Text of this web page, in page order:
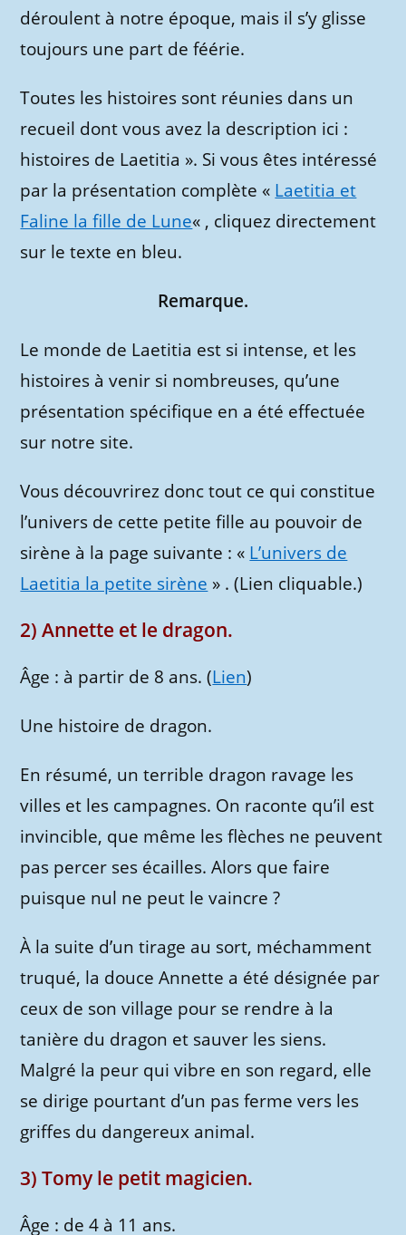
déroulent à notre époque, mais il s’y glisse
toujours une part de féérie.
Toutes les histoires sont réunies dans un
recueil dont vous avez la description ici :
histoires de Laetitia ». Si vous êtes intéressé
par la présentation complète « Laetitia et
Faline la fille de Lune« , cliquez directement
sur le texte en bleu.
Remarque.
Le monde de Laetitia est si intense, et les
histoires à venir si nombreuses, qu’une
présentation spécifique en a été effectuée
sur notre site.
Vous découvrirez donc tout ce qui constitue
l’univers de cette petite fille au pouvoir de
sirène à la page suivante : « L’univers de
Laetitia la petite sirène » . (Lien cliquable.)
2) Annette et le dragon.
Âge : à partir de 8 ans. (Lien)
Une histoire de dragon.
En résumé, un terrible dragon ravage les
villes et les campagnes. On raconte qu’il est
invincible, que même les flèches ne peuvent
pas percer ses écailles. Alors que faire
puisque nul ne peut le vaincre ?
À la suite d’un tirage au sort, méchamment
truqué, la douce Annette a été désignée par
ceux de son village pour se rendre à la
tanière du dragon et sauver les siens.
Malgré la peur qui vibre en son regard, elle
se dirige pourtant d’un pas ferme vers les
griffes du dangereux animal.
3) Tomy le petit magicien.
Âge : de 4 à 11 ans.